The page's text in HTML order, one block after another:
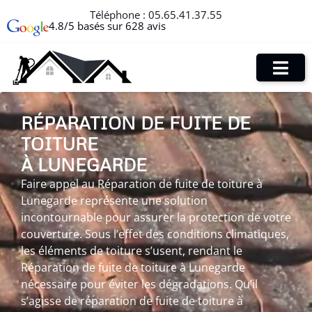
Téléphone : 05.65.41.37.55
4.8/5 basés sur 628 avis
RÉPARATION DE FUITE DE
TOITURE
À LUNEGARDE
Faire appel au Réparation de fuite de toiture à
Lunegarde représente une solution
incontournable pour assurer la protection de votre
couverture. Sous l’effet des conditions climatiques,
les éléments de toiture s’usent, rendant le
Réparation de fuite de toiture à Lunegarde
nécessaire pour éviter les dégradations. Qu’il
s’agisse de réparation de fuite de toiture à